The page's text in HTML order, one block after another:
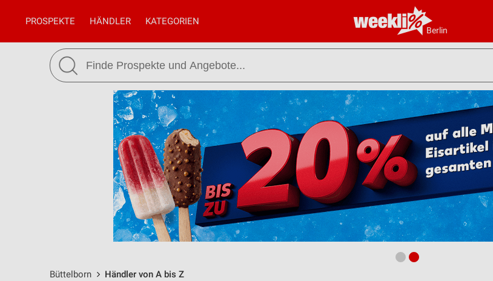
Berlin
PROSPEKTE HÄNDLER KATEGORIEN
Büttelborn Händler von A bis Z